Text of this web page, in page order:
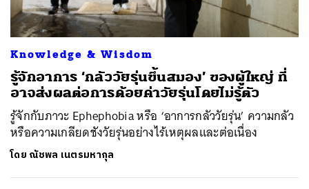
Knowledge & Wisdom
รู้จักอาการ ‘กลัววัยรุ่นขึ้นสมอง’ ของผู้ใหญ่ ที่
อาจส่งผลต่อการด้อยค่าวัยรุ่นโดยไม่รู้ตัว
รู้จักกับภาวะ Ephephobia หรือ ‘อาการกลัววัยรุ่น’ ความกลัว
หรือความเกลียดชังวัยรุ่นอย่างไร้เหตุผลและต่อเนื่อง
โดย ณัชพล เนตรมหากุล
ค้นหา